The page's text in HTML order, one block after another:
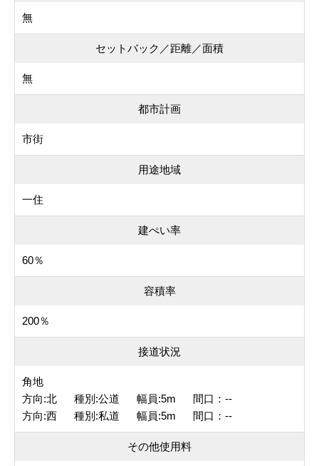
無
セットバック／距離／面積
無
都市計画
市街
用途地域
一住
建ぺい率
60％
容積率
200％
接道状況
角地
方向:北 種別:公道 幅員:5m 間口：--
方向:西 種別:私道 幅員:5m 間口：--
その他使用料